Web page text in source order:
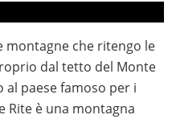
montagne che ritengo le
dal tetto del Monte
al paese famoso per i
Rite è una montagna